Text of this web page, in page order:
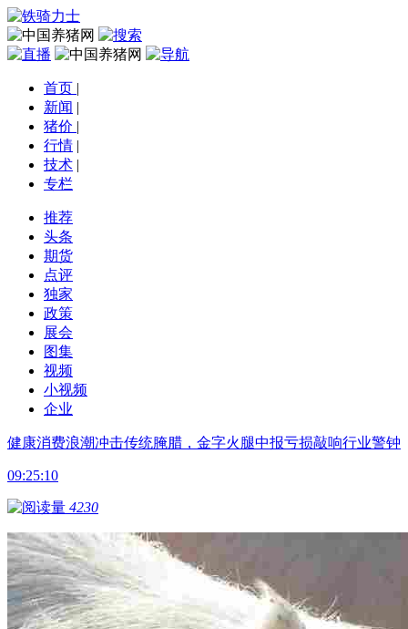
首页 |
新闻 |
猪价 |
行情 |
技术 |
专栏
推荐
头条
期货
点评
独家
政策
展会
图集
视频
小视频
企业
健康消费浪潮冲击传统腌腊，金字火腿中报亏损敲响行业警钟
09:25:10
4230